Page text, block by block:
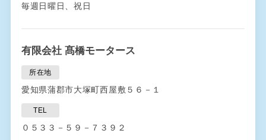
毎週日曜日、祝日
有限会社 髙橋モータース
所在地
愛知県蒲郡市大塚町西屋敷５６－１
TEL
０５３３－５９－７３９２